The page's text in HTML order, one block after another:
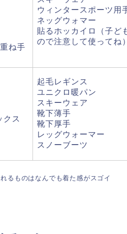
ね手
ウィンタースポーツ用
ネッグウォマー
貼るホッカイロ（子ど
ので注意して使ってね）
クス
起毛レギンス
ユニクロ暖パン
スキーウェア
靴下薄手
靴下厚手
レッグウォーマー
スノーブーツ
るものはなんでも着た感がスゴイ